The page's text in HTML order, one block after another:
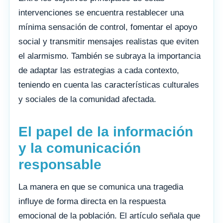
intervenciones se encuentra restablecer una
mínima sensación de control, fomentar el apoyo
social y transmitir mensajes realistas que eviten
el alarmismo. También se subraya la importancia
de adaptar las estrategias a cada contexto,
teniendo en cuenta las características culturales
y sociales de la comunidad afectada.
El papel de la información
y la comunicación
responsable
La manera en que se comunica una tragedia
influye de forma directa en la respuesta
emocional de la población. El artículo señala que